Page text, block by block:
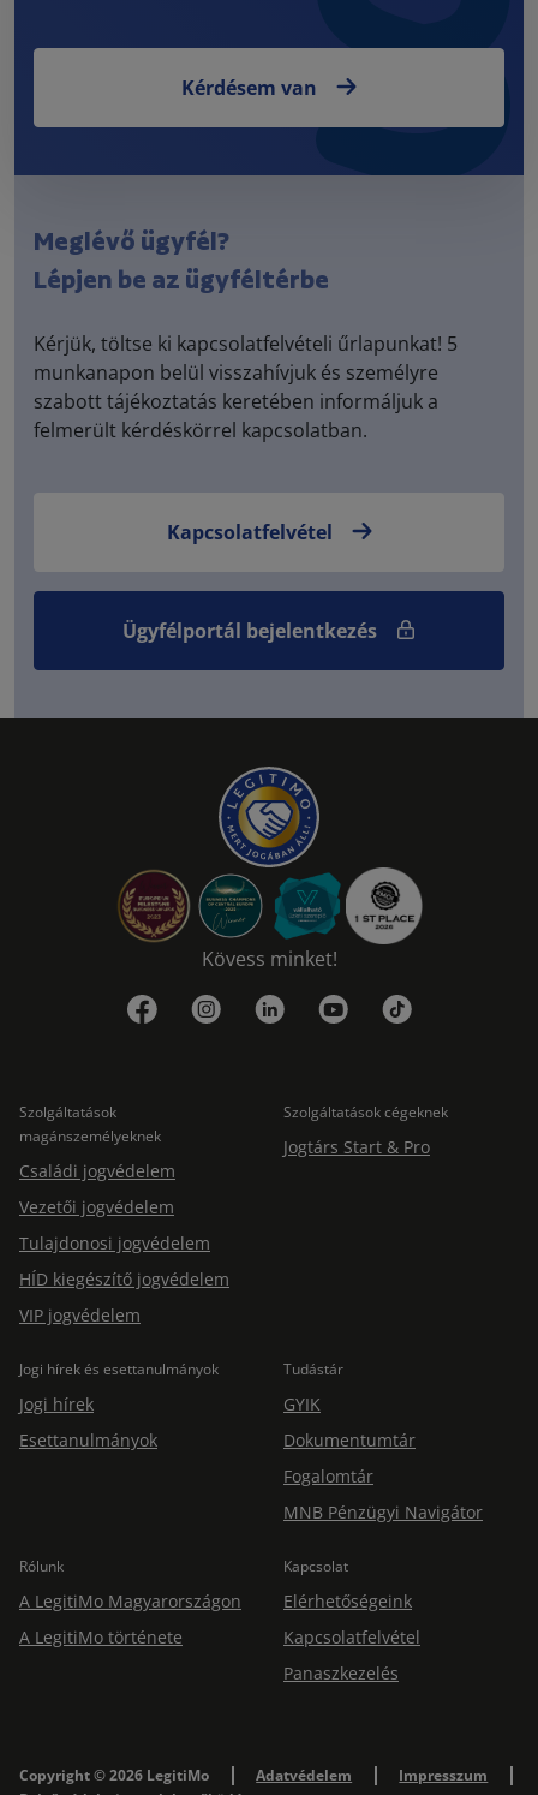
Kérdésem van
Meglévő ügyfél?
Lépjen be az ügyféltérbe
Kérjük, töltse ki kapcsolatfelvételi űrlapunkat! 5
munkanapon belül visszahívjuk és személyre
szabott tájékoztatás keretében informáljuk a
felmerült kérdéskörrel kapcsolatban.
Kapcsolatfelvétel
Ügyfélportál bejelentkezés
Kövess minket!
Szolgáltatások
magánszemélyeknek
Családi jogvédelem
Vezetői jogvédelem
Tulajdonosi jogvédelem
HÍD kiegészítő jogvédelem
VIP jogvédelem
Szolgáltatások cégeknek
Jogtárs Start & Pro
Jogi hírek és esettanulmányok
Jogi hírek
Esettanulmányok
Tudástár
GYIK
Dokumentumtár
Fogalomtár
MNB Pénzügyi Navigátor
Rólunk
A LegitiMo Magyarországon
A LegitiMo története
Kapcsolat
Elérhetőségeink
Kapcsolatfelvétel
Panaszkezelés
Copyright © 2026 LegitiMo Adatvédelem
Impresszum